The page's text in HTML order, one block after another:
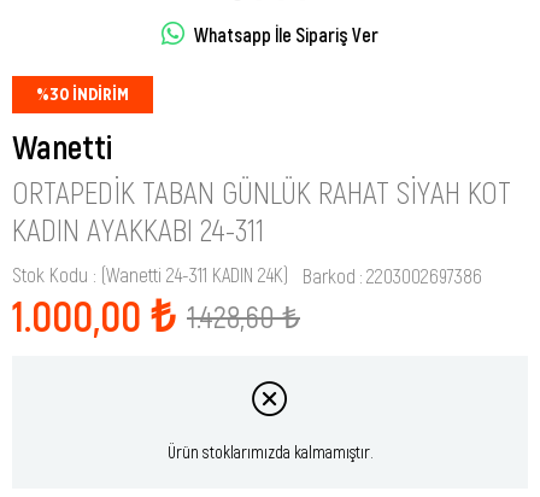
Whatsapp İle Sipariş Ver
%30 İNDIRIM
Wanetti
ORTAPEDIK TABAN GÜNLÜK RAHAT SIYAH KOT
KADIN AYAKKABI 24-311
Stok Kodu (Wanetti 24-311 KADIN 24K) Barkod : 2203002697386
1.428,60 ₺
1.000,00 ₺
Ürün stoklarımızda kalmamıştır.